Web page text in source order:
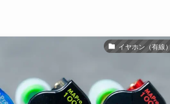
イヤホン（有線